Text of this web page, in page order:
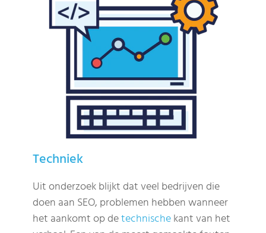
Techniek
Uit onderzoek blijkt dat veel bedrijven die
doen aan SEO, problemen hebben wanneer
het aankomt op detechnischekant van het